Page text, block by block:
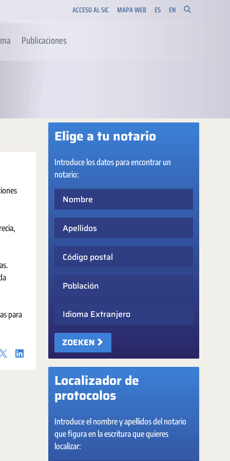
ACCESO AL SIC MAPA WEB ES EN
Publicaciones
para
Elige a tu notario
Introduce los datos para encontrar un
notario:
Idioma Extranjero
ZOEKEN
Localizador de
protocolos
Introduce el nombre y apellidos del notario
que figura en la escritura que quieres
localizar: